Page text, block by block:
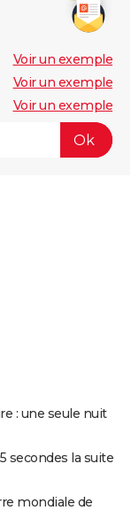
Voir un exemple
Voir un exemple
Voir un exemple
: une seule nuit
secondes la suite
mondiale de